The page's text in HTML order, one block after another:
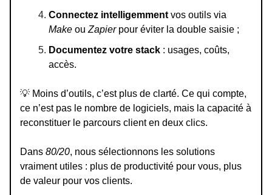
Connectez intelligemment vos outils via
Make ou Zapierpour éviter la double saisie ;
Documentez votre stack : usages, coûts,
accès.
💡 Moins d’outils, c’est plus de clarté. Ce qui compte,
ce n’est pas le nombre de logiciels, mais la capacité à
reconstituer le parcours client en deux clics.
Dans 80/20, nous sélectionnons les solutions
vraiment utiles : plus de productivité pour vous, plus
de valeur pour vos clients.